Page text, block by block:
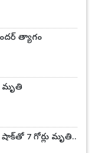
త్యాగం
మృతి
7 గోర్లు మృతి..